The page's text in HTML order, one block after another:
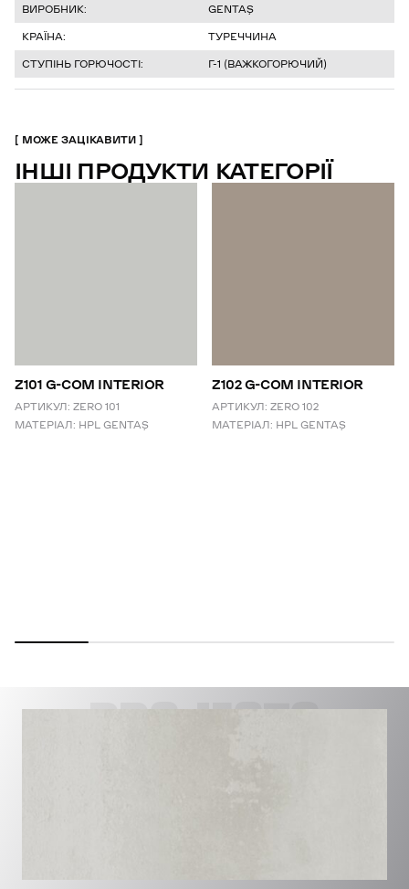
ВИРОБНИК:
GENTAŞ
КРАЇНА:
ТУРЕЧЧИНА
СТУПІНЬ ГОРЮЧОСТІ:
Г-1 (ВАЖКОГОРЮЧИЙ)
МОЖЕ ЗАЦІКАВИТИ
ІНШІ ПРОДУКТИ КАТЕГОРІЇ
Z101 G-COM INTERIOR
АРТИКУЛ: ZERO 101
МАТЕРІАЛ: HPL GENTAŞ
Z102 G-COM INTERIOR
АРТИКУЛ: ZERO 102
МАТЕРІАЛ: HPL GENTAŞ
PROJECTS